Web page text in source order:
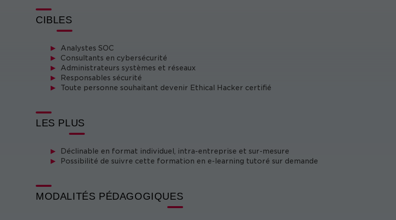
CIBLES
Analystes SOC
Consultants en cybersécurité
Administrateurs systèmes et réseaux
Responsables sécurité
Toute personne souhaitant devenir Ethical Hacker certifié
LES PLUS
Déclinable en format individuel, intra-entreprise et sur-mesure
Possibilité de suivre cette formation en e-learning tutoré sur demande
MODALITÉS PÉDAGOGIQUES